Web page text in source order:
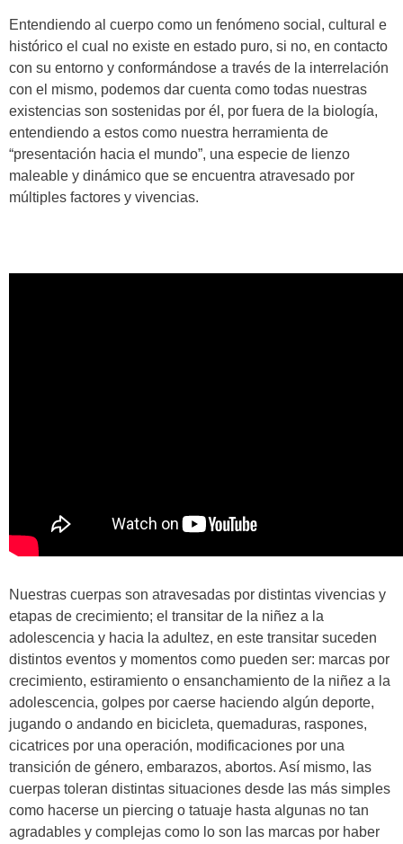
Entendiendo al cuerpo como un fenómeno social, cultural e
histórico el cual no existe en estado puro, si no, en contacto
con su entorno y conformándose a través de la interrelación
con el mismo, podemos dar cuenta como todas nuestras
existencias son sostenidas por él, por fuera de la biología,
entendiendo a estos como nuestra herramienta de
“presentación hacia el mundo”, una especie de lienzo
maleable y dinámico que se encuentra atravesado por
múltiples factores y vivencias.
Nuestras cuerpas son atravesadas por distintas vivencias y
etapas de crecimiento; el transitar de la niñez a la
adolescencia y hacia la adultez, en este transitar suceden
distintos eventos y momentos como pueden ser: marcas por
crecimiento, estiramiento o ensanchamiento de la niñez a la
adolescencia, golpes por caerse haciendo algún deporte,
jugando o andando en bicicleta, quemaduras, raspones,
cicatrices por una operación, modificaciones por una
transición de género, embarazos, abortos. Así mismo, las
cuerpas toleran distintas situaciones desde las más simples
como hacerse un piercing o tatuaje hasta algunas no tan
agradables y complejas como lo son las marcas por haber